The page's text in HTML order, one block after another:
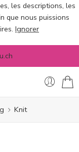
les descriptions, les
que nous puissions
Ignorer
Knit